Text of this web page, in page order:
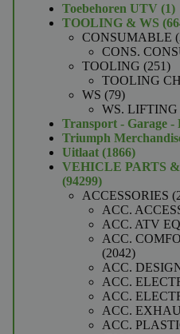
Toebehoren UTV 11
TOOLING & WS
CONSUMABLE
CONS.
TOOLING 251251
TOOLING
WS 7979
producten
WS. LIFTING
Transport - Garage -
Triumph
Uitlaat 18661866
VEHICLE PARTS
9429994299
producten
ACCESSORIES
ACC.
ACC. ATV
ACC.
20422042
producten
ACC.
ACC.
ACC.
ACC.
ACC.